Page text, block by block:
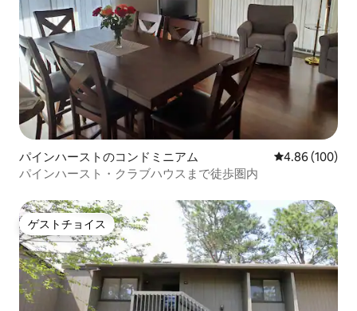
パインハーストのコンドミニアム レビュー100
4.86 (100)
パインハースト・クラブハウスまで徒歩圏内
ゲストチョイス
ゲストチョイス